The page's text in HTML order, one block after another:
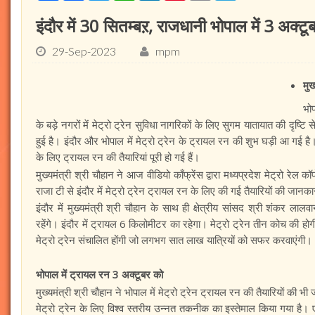
इंदौर में 30 सितम्बऱ, राजधानी भोपाल में 3
29-Sep-2023 mpm
के बड़े नगरों में मेट्रो ट्रेन सुविधा नागरिकों के लिए सुगम यातायात की दृष्टि
हुई है। इंदौर और भोपाल में मेट्रो ट्रेन के ट्रायल रन की शुभ घड़ी आ गई
के लिए ट्रायल रन की तैयारियां पूरी हो गई हैं।
मुख्यमंत्री श्री चौहान ने आज वीडियो काँफ्रेंस द्वारा मध्यप्रदेश मेट्रो रेल
राजा टी से इंदौर में मेट्रो ट्रेन ट्रायल रन के लिए की गई तैयारियों की
इंदौर में मुख्यमंत्री श्री चौहान के साथ ही क्षेत्रीय सांसद श्री शंकर
रहेंगे। इंदौर में ट्रायल 6 किलोमीटर का रहेगा। मेट्रो ट्रेन तीन कोच की
मेट्रो ट्रेन संचालित होंगी जो लगभग सात लाख यात्रियों को सफर करवाएंगी।
भोपाल में ट्रायल रन 3 अक्टूबर को
मुख्यमंत्री श्री चौहान ने भोपाल में मेट्रो ट्रेन ट्रायल रन की तैयारियों की भी
मेट्रो ट्रेन के लिए विश्व स्तरीय उन्नत तकनीक का इस्तेमाल किया गया है।